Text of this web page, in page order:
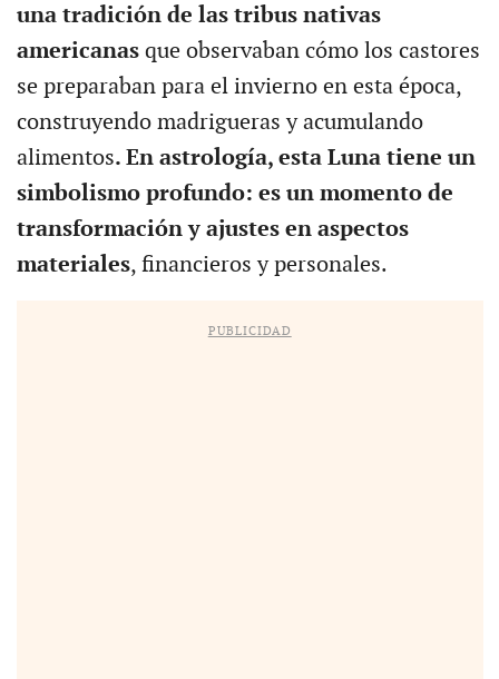
una tradición de las tribus nativas
americanasque observaban cómo los castores
se preparaban para el invierno en esta época,
construyendo madrigueras y acumulando
alimentos. En astrología, esta Luna tiene un
simbolismo profundo: es un momento de
transformación y ajustes en aspectos
materiales, financieros y personales.
PUBLICIDAD